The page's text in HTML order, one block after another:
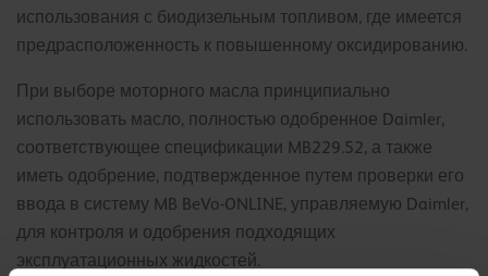
использования с биодизельным топливом, где имеется
предрасположенность к повышенному оксидированию.
При выборе моторного масла принципиально
использовать масло, полностью одобренное Daimler,
соответствующее спецификации MB229.52, а также
иметь одобрение, подтвержденное путем проверки его
ввода в систему MB BeVo-ONLINE, управляемую Daimler,
для контроля и одобрения подходящих
эксплуатационных жидкостей.